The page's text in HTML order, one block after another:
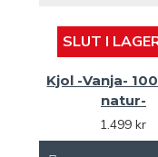
SLUT I
Kjol -Vanja-
natur-
1.499 kr